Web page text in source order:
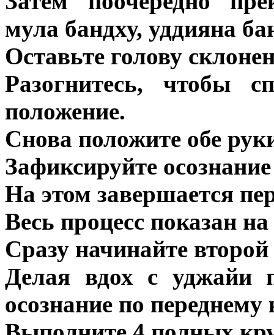
мула бандху, уддияна
Оставьте голову
Разогнитесь, чтобы
положение.
Снова положите обе
Зафиксируйте
На этом завершается
Весь процесс показан
Сразу начинайте второй
Делая вдох с уджайи
осознание по переднему